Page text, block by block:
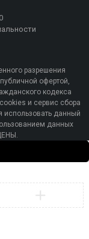
разрешения
офертой,
кодекса
и сервис сбора
использовать данный
данных